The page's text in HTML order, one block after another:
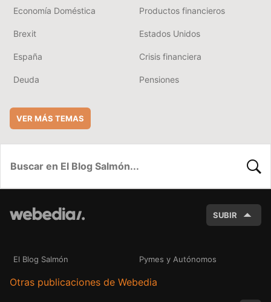
Economía Doméstica Productos financieros
Brexit Estados Unidos
España Crisis financiera
Deuda Pensiones
VER MÁS TEMAS
SUBIR
El Blog Salmón Pymes y Autónomos
Otras publicaciones de Webedia